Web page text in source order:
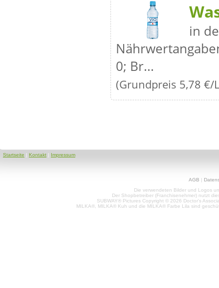
in
0; Br...
(Grundpreis 5,78 €/
Startseite | Kontakt | Impressum
AGB |
Die verwendeten Bilder und Logos
Der Shopbetreiber (Franchisenehmer) nutzt
SUBWAY® Pictures Copyright © 2026 Doctor's
MILKA®, MILKA® Kuh und die MILKA® Farbe Lila sind